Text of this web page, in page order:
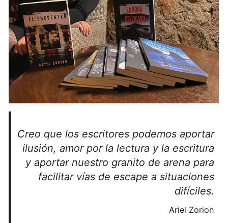
Creo que los escritores podemos aportar
ilusión, amor por la lectura y la escritura
y aportar nuestro granito de arena para
facilitar vías de escape a situaciones
difíciles.
Ariel Zorion